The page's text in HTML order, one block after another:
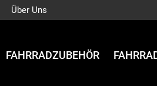
Über Uns
FAHRRADZUBEHÖR